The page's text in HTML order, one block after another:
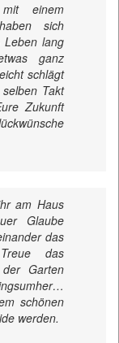
einem
sich
lang
ganz
schlägt
Takt
Zukunft
am Haus
Glaube
das
das
Garten
schönen
werden.